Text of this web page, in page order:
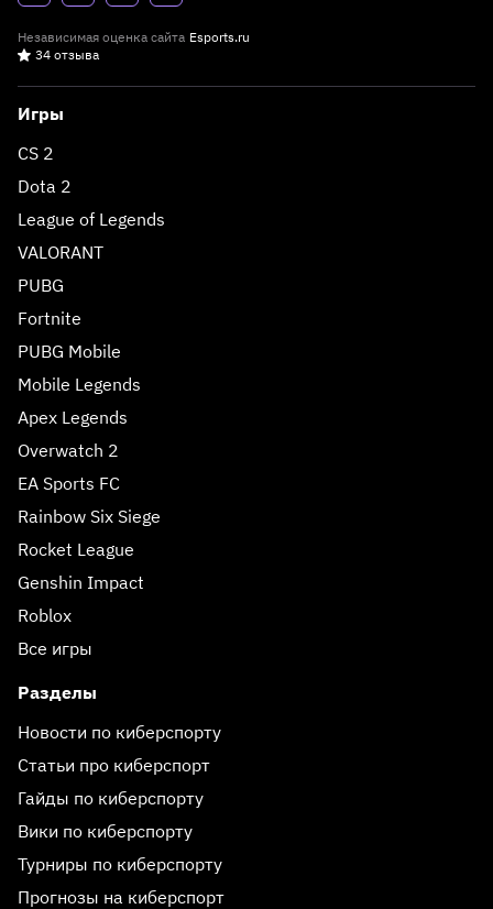
Независимая оценка сайта Esports.ru
34 отзыва
Игры
CS 2
Dota 2
League of Legends
VALORANT
PUBG
Fortnite
PUBG Mobile
Mobile Legends
Apex Legends
Overwatch 2
EA Sports FC
Rainbow Six Siege
Rocket League
Genshin Impact
Roblox
Все игры
Разделы
Новости по киберспорту
Статьи про киберспорт
Гайды по киберспорту
Вики по киберспорту
Турниры по киберспорту
Прогнозы на киберспорт